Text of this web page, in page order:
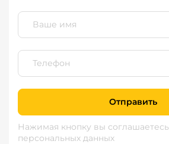
Отправить
Нажимая кнопку вы соглашаетесь
персональных данных